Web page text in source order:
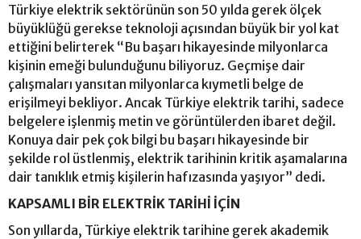
Türkiye elektrik sektörünün son 50 yılda gerek ölçek
büyüklüğü gerekse teknoloji açısından büyük bir yol kat
ettiğini belirterek “Bu başarı hikayesinde milyonlarca
kişinin emeği bulunduğunu biliyoruz. Geçmişe dair
çalışmaları yansıtan milyonlarca kıymetli belge de
erişilmeyi bekliyor. Ancak Türkiye elektrik tarihi, sadece
belgelere işlenmiş metin ve görüntülerden ibaret değil.
Konuya dair pek çok bilgi bu başarı hikayesinde bir
şekilde rol üstlenmiş, elektrik tarihinin kritik aşamalarına
dair tanıklık etmiş kişilerin hafızasında yaşıyor” dedi.
KAPSAMLI BİR ELEKTRİK TARİHİ İÇİN
Son yıllarda, Türkiye elektrik tarihine gerek akademik